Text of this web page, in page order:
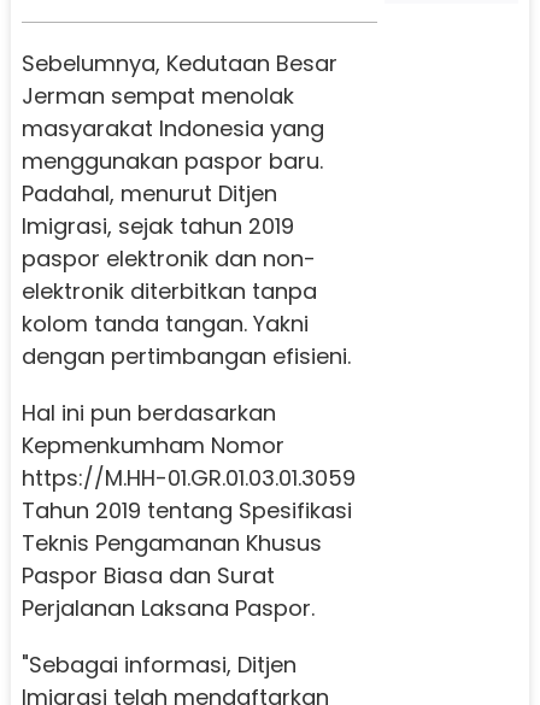
Sebelumnya, Kedutaan Besar
Jerman sempat menolak
masyarakat Indonesia yang
menggunakan paspor baru.
Padahal, menurut Ditjen
Imigrasi, sejak tahun 2019
paspor elektronik dan non-
elektronik diterbitkan tanpa
kolom tanda tangan. Yakni
dengan pertimbangan efisieni.
Hal ini pun berdasarkan
Kepmenkumham Nomor
https://M.HH-01.GR.01.03.01.3059
Tahun 2019 tentang Spesifikasi
Teknis Pengamanan Khusus
Paspor Biasa dan Surat
Perjalanan Laksana Paspor.
"Sebagai informasi, Ditjen
Imigrasi telah mendaftarkan